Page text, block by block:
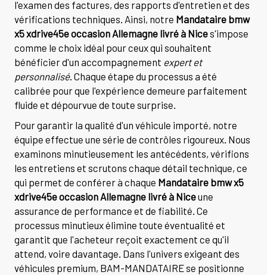
l'examen des factures, des rapports d'entretien et des
vérifications techniques. Ainsi, notre Mandataire bmw
x5 xdrive45e occasion Allemagne livré à Nices'impose
comme le choix idéal pour ceux qui souhaitent
bénéficier d'un accompagnement expert et
personnalisé. Chaque étape du processus a été
calibrée pour que l'expérience demeure parfaitement
fluide et dépourvue de toute surprise.
Pour garantir la qualité d'un véhicule importé, notre
équipe effectue une série de contrôles rigoureux. Nous
examinons minutieusement les antécédents, vérifions
les entretiens et scrutons chaque détail technique, ce
qui permet de conférer à chaque Mandataire bmw x5
xdrive45e occasion Allemagne livré à Niceune
assurance de performance et de fiabilité. Ce
processus minutieux élimine toute éventualité et
garantit que l'acheteur reçoit exactement ce qu'il
attend, voire davantage. Dans l'univers exigeant des
véhicules premium, BAM-MANDATAIRE se positionne